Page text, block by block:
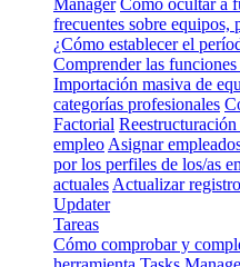
frecuentes sobre equipos,
¿Cómo establecer el
Comprender las
Importación masiva de
categorías profesionales
Factorial
empleo Asignar
por los perfiles de los/as
actuales Actualizar
Updater
Tareas
Cómo comprobar y